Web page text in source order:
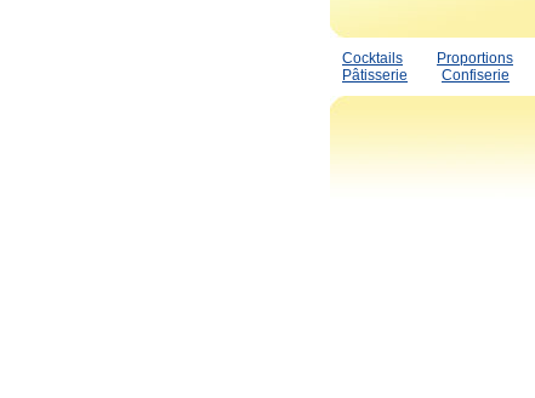
Cocktails Proportions
Pâtisserie
Confiserie